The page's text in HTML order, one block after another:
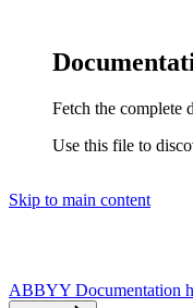
Fetch the complete
Use this file to
Skip to main content
ABBYY Documentation